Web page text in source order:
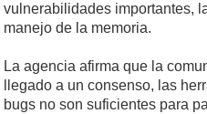
vulnerabilidades importantes,
manejo de la memoria.
La agencia afirma que la
llegado a un consenso, las
bugs no son suficientes para